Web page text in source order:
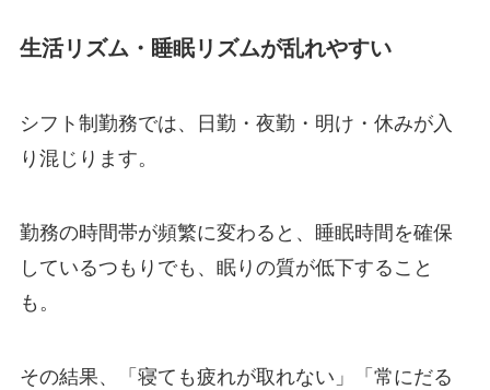
生活リズム・睡眠リズムが乱れやすい
シフト制勤務では、日勤・夜勤・明け・休みが入
り混じります。
勤務の時間帯が頻繁に変わると、睡眠時間を確保
しているつもりでも、眠りの質が低下すること
も。
その結果、「寝ても疲れが取れない」「常にだる